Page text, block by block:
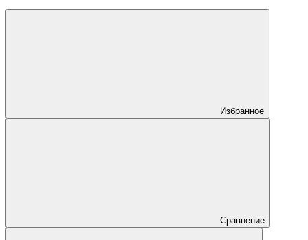
Избранное
Сравнение